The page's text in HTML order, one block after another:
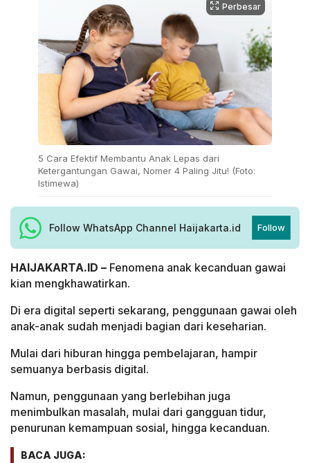
Perbesar
5 Cara Efektif Membantu Anak Lepas dari
Ketergantungan Gawai, Nomer 4 Paling Jitu! (Foto:
Istimewa)
Follow WhatsApp Channel Haijakarta.id Follow
HAIJAKARTA.ID – Fenomena anak kecanduan gawai
kian mengkhawatirkan.
Di era digital seperti sekarang, penggunaan gawai oleh
anak-anak sudah menjadi bagian dari keseharian.
Mulai dari hiburan hingga pembelajaran, hampir
semuanya berbasis digital.
Namun, penggunaan yang berlebihan juga
menimbulkan masalah, mulai dari gangguan tidur,
penurunan kemampuan sosial, hingga kecanduan.
BACA JUGA: